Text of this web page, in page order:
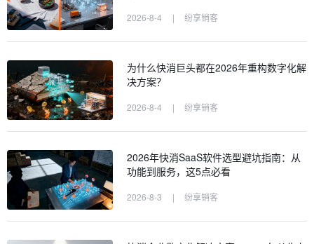
2026-8-4 | 纷享销客
为什么快消巨头都在2026年重构数字化解
决方案？
2026-8-4 | 纷享销客
2026年快消SaaS软件选型避坑指南：从
功能到服务，这5点必看
2026-8-3 | 纷享销客